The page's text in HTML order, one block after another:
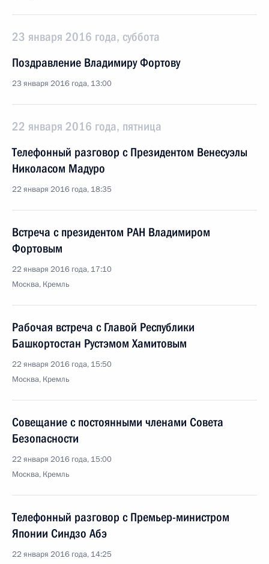
23 января 2016 года, суббота
Поздравление Владимиру Фортову
23 января 2016 года, 13:00
22 января 2016 года, пятница
Телефонный разговор с Президентом Венесуэлы
Николасом Мадуро
22 января 2016 года, 18:35
Встреча с президентом РАН Владимиром
Фортовым
22 января 2016 года, 17:10
Москва, Кремль
Рабочая встреча с Главой Республики
Башкортостан Рустэмом Хамитовым
22 января 2016 года, 15:50
Москва, Кремль
Совещание с постоянными членами Совета
Безопасности
22 января 2016 года, 15:00
Москва, Кремль
Телефонный разговор с Премьер-министром
Японии Синдзо Абэ
22 января 2016 года, 14:25